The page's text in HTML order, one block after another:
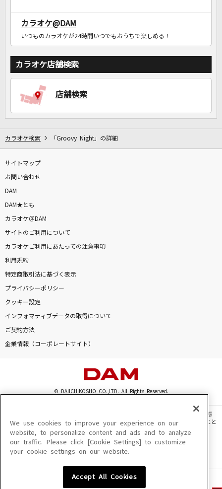
カラオケ@DAM
いつものカラオケが24時間いつでもおうちで楽しめる！
カラオケ店舗検索
店舗検索
カラオケ検索 「Groovy Night」の詳細
サイトマップ
お問い合わせ
DAM
DAM★とも
カラオケ＠DAM
サイトのご利用について
カラオケご利用にあたっての注意事項
利用規約
特定商取引法に基づく表示
プライバシーポリシー
クッキー設定
インフォマティブデータの取得について
ご契約方法
企業情報（コーポレートサイト）
© DAIICHIKOSHO CO.,LTD. All Rights Reserved.
このサイトに掲載されている一切の文章・画像・写真・動画・音声等を、手段や形態
を問わず、著作権法の定める範囲を超えて無断で複製、転載、ファイル化などすること
を禁じます。
楽曲及びコンテンツは、機種によりご利用いただけない場合があります。
楽曲及びコンテンツの配信日、配信内容が変更になる場合があります。
We use cookies to improve your experience on our
website, to personalize content and ads and to analyze
our traffic. Please click [Cookie Settings] to customize
your cookie settings on our website.
Accept All Cookies